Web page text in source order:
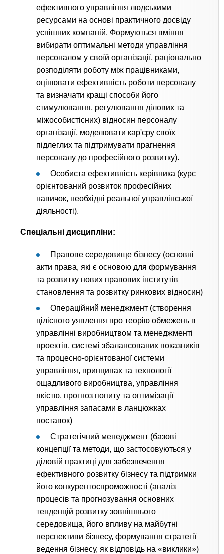
ефективного управління людськими
ресурсами на основі практичного досвіду
успішних компаній. Формуються вміння
вибирати оптимальні методи управління
персоналом у своїй організації, раціонально
розподіляти роботу між працівниками,
оцінювати ефективність роботи персоналу
та визначати кращі способи його
стимулювання, регулювання ділових та
міжособистісних) відносин персоналу
організації, моделювати кар'єру своїх
підлеглих та підтримувати прагнення
персоналу до професійного розвитку).
Особиста ефективність керівника (курс
орієнтований розвиток професійних
навичок, необхідні реальної управлінської
діяльності).
Спеціальні дисципліни:
Правове середовище бізнесу (основні
акти права, які є основою для формування
та розвитку нових правових інститутів
становлення та розвитку ринкових відносин)
Операційний менеджмент (створення
цілісного уявлення про теорію обмежень в
управлінні виробництвом та менеджменті
проектів, системі збалансованих показників
та процесно-орієнтованої системи
управління, принципах та технології
ощадливого виробництва, управління
якістю, прогноз попиту та оптимізації
управління запасами в ланцюжках
поставок)
Стратегічний менеджмент (базові
концепції та методи, що застосовуються у
діловій практиці для забезпечення
ефективного розвитку бізнесу та підтримки
його конкурентоспроможності (аналіз
процесів та прогнозування основних
тенденцій розвитку зовнішнього
середовища, його впливу на майбутні
перспективи бізнесу, формування стратегії
ведення бізнесу, як відповідь на «виклики»)